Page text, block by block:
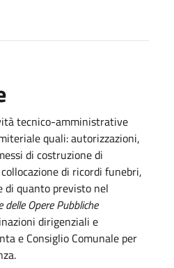
tecnico-amministrative
quali: autorizzazioni,
di costruzione di
di ricordi funebri,
di quanto previsto nel
Opere Pubbliche
dirigenziali e
e Consiglio Comunale per